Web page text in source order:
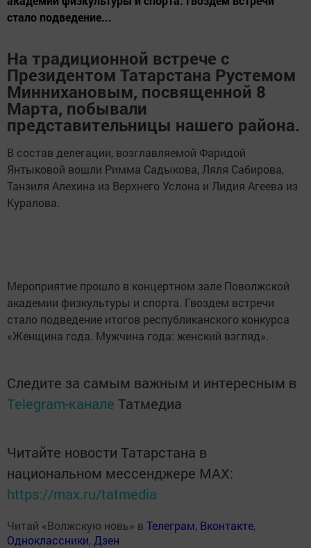
стало подведение...
На традиционной встрече с
Президентом Татарстана Рустемом
Миннихановым, посвященной 8
Марта, побывали
представительницы нашего района.
В состав делегации, возглавляемой Фаридой
Янтыковой вошли Римма Садыкова, Ляля Сабирова,
Танзиля Алехина из Верхнего Услона и Лидия Агеева из
Куралова.
Мероприятие прошло в концертном зале Поволжской
академии физкультуры и спорта. Гвоздем встречи
стало подведение итогов республиканского конкурса
«Женщина года. Мужчина года: женский взгляд».
Следите за самым важным и интересным в
Telegram-канале Татмедиа
Читайте новости Татарстана в
национальном мессенджере MАХ:
https://max.ru/tatmedia
Читай «Волжскую новь» в Телеграм, Вконтакте,
Одноклассники, Дзен